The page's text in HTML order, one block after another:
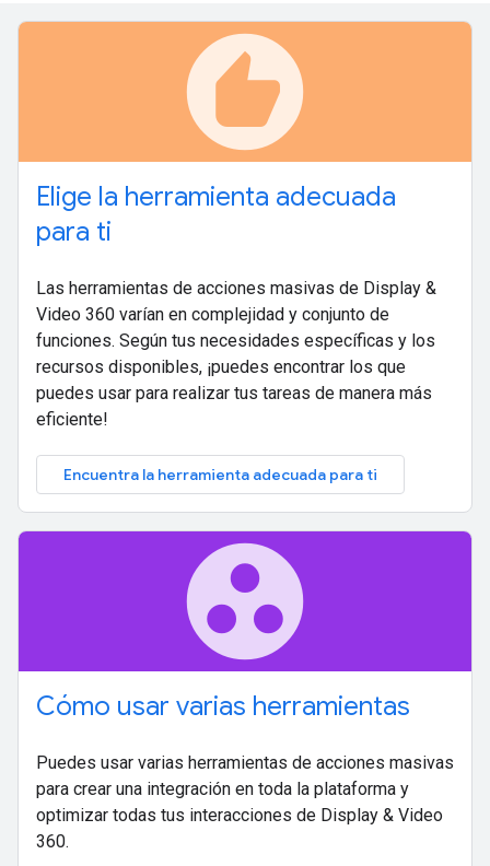
recommend
Elige la herramienta adecuada
para ti
Las herramientas de acciones masivas de Display &
Video 360 varían en complejidad y conjunto de
funciones. Según tus necesidades específicas y los
recursos disponibles, ¡puedes encontrar los que
puedes usar para realizar tus tareas de manera más
eficiente!
Encuentra la herramienta adecuada para ti
group_work
Cómo usar varias herramientas
Puedes usar varias herramientas de acciones masivas
para crear una integración en toda la plataforma y
optimizar todas tus interacciones de Display & Video
360.